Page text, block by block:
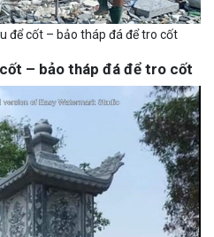
để cốt – bảo tháp đá để tro cốt
– bảo tháp đá để tro cốt